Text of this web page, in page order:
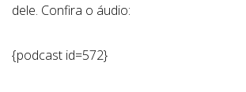
dele. Confira o áudio:
{podcast id=572}